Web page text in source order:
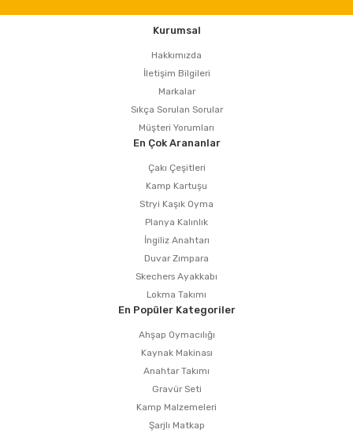
Kurumsal
Hakkımızda
İletişim Bilgileri
Markalar
Sıkça Sorulan Sorular
Müşteri Yorumları
En Çok Arananlar
Çakı Çeşitleri
Kamp Kartuşu
Stryi Kaşık Oyma
Planya Kalınlık
İngiliz Anahtarı
Duvar Zımpara
Skechers Ayakkabı
Lokma Takımı
En Popüler Kategoriler
Ahşap Oymacılığı
Kaynak Makinası
Anahtar Takımı
Gravür Seti
Kamp Malzemeleri
Şarjlı Matkap